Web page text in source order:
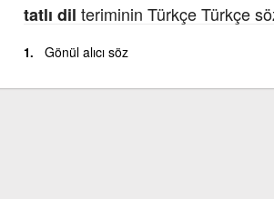
tatlı dil teriminin Türkçe Türkçe
Gönül alıcı söz